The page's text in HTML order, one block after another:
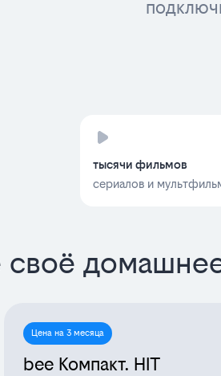
тысячи фильмов
сериалов и
своё
Цена на 3 месяца
bee Компакт. HIT